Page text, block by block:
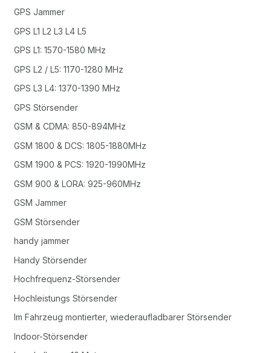
GPS Jammer
GPS L1 L2 L3 L4 L5
GPS L1: 1570-1580 MHz
GPS L2 / L5: 1170-1280 MHz
GPS L3 L4: 1370-1390 MHz
GPS Störsender
GSM & CDMA: 850-894MHz
GSM 1800 & DCS: 1805-1880MHz
GSM 1900 & PCS: 1920-1990MHz
GSM 900 & LORA: 925-960MHz
GSM Jammer
GSM Störsender
handy jammer
Handy Störsender
Hochfrequenz-Störsender
Hochleistungs Störsender
Im Fahrzeug montierter, wiederaufladbarer Störsender
Indoor-Störsender